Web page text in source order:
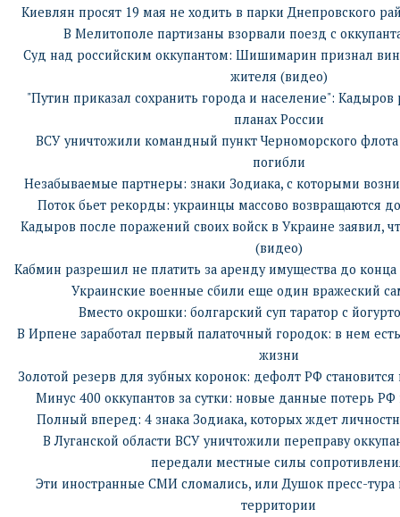
Киевлян просят 19 мая не ходить в парки Днепровского
В Мелитополе партизаны взорвали поезд с
Суд над российским оккупантом: Шишимарин признал
жителя (видео)
"Путин приказал сохранить города и население": Кадыров
планах России
ВСУ уничтожили командный пункт Черноморского
погибли
Незабываемые партнеры: знаки Зодиака, с которыми
Поток бьет рекорды: украинцы массово возвращаются
Кадыров после поражений своих войск в Украине заявил,
(видео)
Кабмин разрешил не платить за аренду имущества до конца
Украинские военные сбили еще один вражеский
Вместо окрошки: болгарский суп таратор с
В Ирпене заработал первый палаточный городок: в нем
жизни
Золотой резерв для зубных коронок: дефолт РФ
Минус 400 оккупантов за сутки: новые данные потерь
Полный вперед: 4 знака Зодиака, которых ждет
В Луганской области ВСУ уничтожили переправу
передали местные силы
Эти иностранные СМИ сломались, или Душок пресс-тура
территории